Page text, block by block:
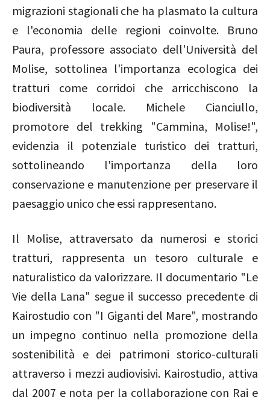
migrazioni stagionali che ha plasmato la cultura
e l'economia delle regioni coinvolte. Bruno
Paura, professore associato dell'Università del
Molise, sottolinea l'importanza ecologica dei
tratturi come corridoi che arricchiscono la
biodiversità locale. Michele Cianciullo,
promotore del trekking "Cammina, Molise!",
evidenzia il potenziale turistico dei tratturi,
sottolineando l'importanza della loro
conservazione e manutenzione per preservare il
paesaggio unico che essi rappresentano.
Il Molise, attraversato da numerosi e storici
tratturi, rappresenta un tesoro culturale e
naturalistico da valorizzare. Il documentario "Le
Vie della Lana" segue il successo precedente di
Kairostudio con "I Giganti del Mare", mostrando
un impegno continuo nella promozione della
sostenibilità e dei patrimoni storico-culturali
attraverso i mezzi audiovisivi. Kairostudio, attiva
dal 2007 e nota per la collaborazione con Rai e